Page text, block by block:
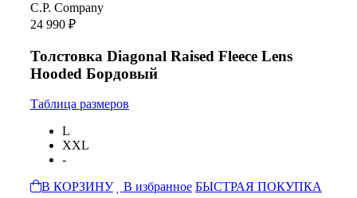
C.P. Company
24 990 ₽
Толстовка Diagonal Raised Fleece Lens
Hooded Бордовый
Таблица размеров
L
XXL
-
В КОРЗИНУ
В избранное БЫСТРАЯ ПОКУПКА